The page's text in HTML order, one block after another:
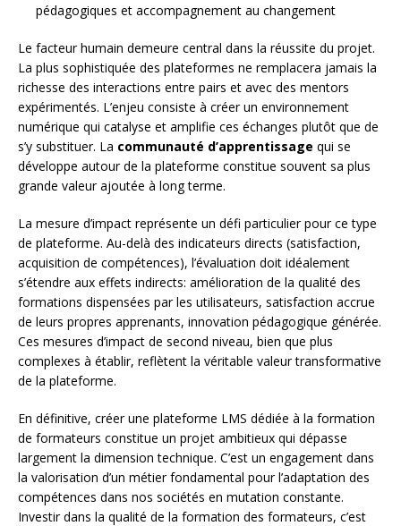
pédagogiques et accompagnement au changement
Le facteur humain demeure central dans la réussite du projet.
La plus sophistiquée des plateformes ne remplacera jamais la
richesse des interactions entre pairs et avec des mentors
expérimentés. L’enjeu consiste à créer un environnement
numérique qui catalyse et amplifie ces échanges plutôt que de
s’y substituer. La communauté d’apprentissage qui se
développe autour de la plateforme constitue souvent sa plus
grande valeur ajoutée à long terme.
La mesure d’impact représente un défi particulier pour ce type
de plateforme. Au-delà des indicateurs directs (satisfaction,
acquisition de compétences), l’évaluation doit idéalement
s’étendre aux effets indirects: amélioration de la qualité des
formations dispensées par les utilisateurs, satisfaction accrue
de leurs propres apprenants, innovation pédagogique générée.
Ces mesures d’impact de second niveau, bien que plus
complexes à établir, reflètent la véritable valeur transformative
de la plateforme.
En définitive, créer une plateforme LMS dédiée à la formation
de formateurs constitue un projet ambitieux qui dépasse
largement la dimension technique. C’est un engagement dans
la valorisation d’un métier fondamental pour l’adaptation des
compétences dans nos sociétés en mutation constante.
Investir dans la qualité de la formation des formateurs, c’est